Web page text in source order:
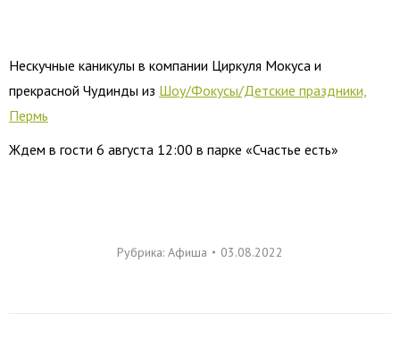
Нескучные каникулы в компании Циркуля Мокуса и
прекрасной Чудинды из Шоу/Фокусы/Детские праздники,
Пермь
Ждем в гости 6 августа 12:00 в парке «Счастье есть»
Рубрика: Афиша 03.08.2022